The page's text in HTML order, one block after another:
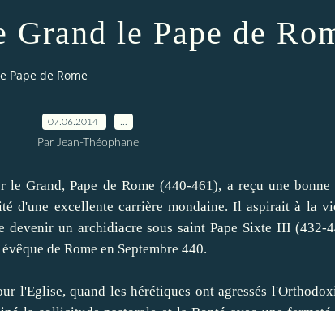
Grand le Pape de
Pape de Rome
07.06.2014
Par Jean-Théophane
Pape de Rome (440-461), a reçu une bonne
d'une excellente carrière mondaine. Il aspirait à la
un archidiacre sous saint Pape Sixte III (432-
de Rome en Septembre 440.
quand les hérétiques ont agressés